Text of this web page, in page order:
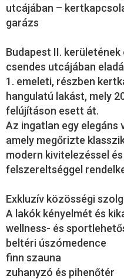
utcájában –
garázs
Budapest II.
csendes utcájában
1. emeleti, részben
hangulatú lakást, mely
felújításon esett át.
Az ingatlan egy elegáns
amely megőrizte
modern kivitelezéssel
felszereltséggel
Exkluzív közösségi
A lakók kényelmét és
wellness- és
beltéri úszómedence
finn szauna
zuhanyzó és pihenőtér